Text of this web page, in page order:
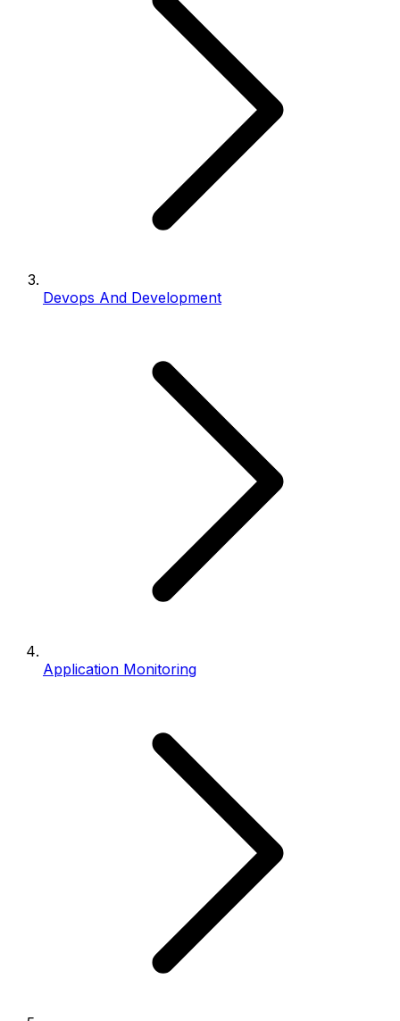
Devops And Development
Application Monitoring